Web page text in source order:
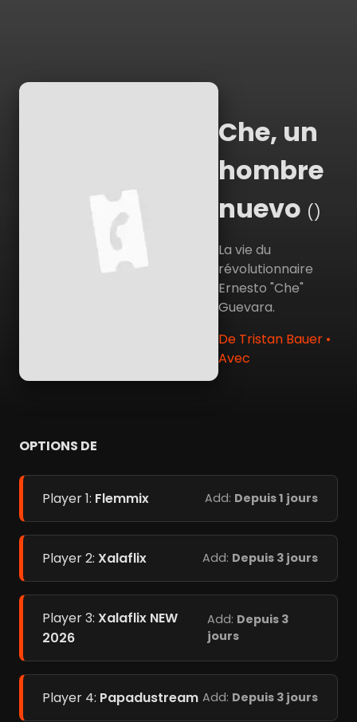
Che, un
hombre
nuevo ()
La vie du
révolutionnaire
Ernesto "Che"
Guevara.
De Tristan Bauer •
Avec
OPTIONS DE
Player 1: Flemmix Add: Depuis 1 jours
Player 2: Xalaflix Add: Depuis 3 jours
Player 3: Xalaflix NEW
2026
Add: Depuis 3
jours
Player 4: Papadustream Add: Depuis 3 jours